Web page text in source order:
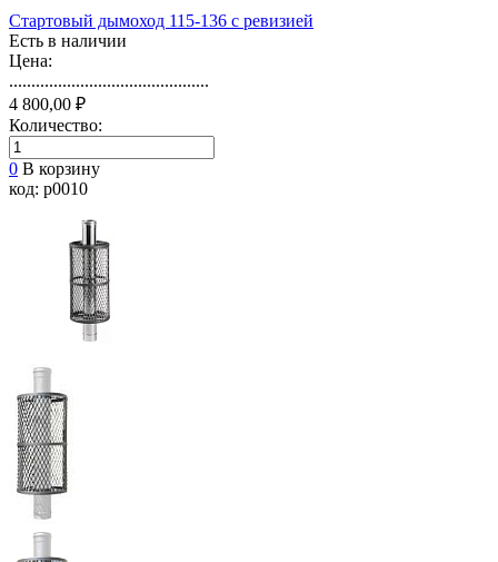
Стартовый дымоход 115-136 с ревизией
Есть в наличии
Цена:
.............................................
4 800,00 ₽
Количество:
0 В корзину
код: p0010